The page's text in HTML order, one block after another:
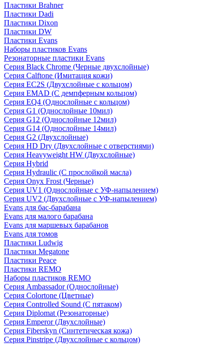
Пластики Brahner
Пластики Dadi
Пластики Dixon
Пластики DW
Пластики Evans
Наборы пластиков Evans
Резонаторные пластики Evans
Серия Black Chrome (Черные двухслойные)
Серия Calftone (Имитация кожи)
Серия EC2S (Двухслойные с кольцом)
Серия EMAD (С демпферным кольцом)
Серия EQ4 (Однослойные с кольцом)
Серия G1 (Однослойные 10мил)
Серия G12 (Однослойные 12мил)
Серия G14 (Однослойные 14мил)
Серия G2 (Двухслойные)
Серия HD Dry (Двухслойные с отверстиями)
Серия Heavyweight HW (Двухслойные)
Серия Hybrid
Серия Hydraulic (С прослойкой масла)
Серия Onyx Frost (Черные)
Серия UV1 (Однослойные с УФ-напылением)
Серия UV2 (Двухслойные с УФ-напылением)
Evans для бас-барабана
Evans для малого барабана
Evans для маршевых барабанов
Evans для томов
Пластики Ludwig
Пластики Megatone
Пластики Peace
Пластики REMO
Наборы пластиков REMO
Серия Ambassador (Однослойные)
Серия Colortone (Цветные)
Серия Controlled Sound (С пятаком)
Серия Diplomat (Резонаторные)
Серия Emperor (Двухслойные)
Серия Fiberskyn (Синтетическая кожа)
Серия Pinstripe (Двухслойные с кольцом)